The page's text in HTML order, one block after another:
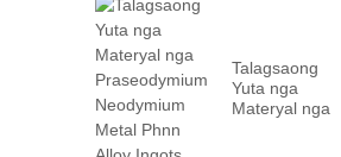
Talagsaong
Yuta nga
Materyal nga